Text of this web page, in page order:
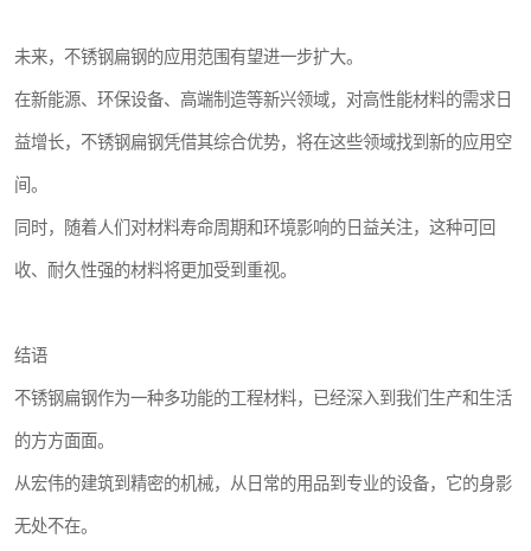
未来，不锈钢扁钢的应用范围有望进一步扩大。
在新能源、环保设备、高端制造等新兴领域，对高性能材料的需求日
益增长，不锈钢扁钢凭借其综合优势，将在这些领域找到新的应用空
间。
同时，随着人们对材料寿命周期和环境影响的日益关注，这种可回
收、耐久性强的材料将更加受到重视。
结语
不锈钢扁钢作为一种多功能的工程材料，已经深入到我们生产和生活
的方方面面。
从宏伟的建筑到精密的机械，从日常的用品到专业的设备，它的身影
无处不在。